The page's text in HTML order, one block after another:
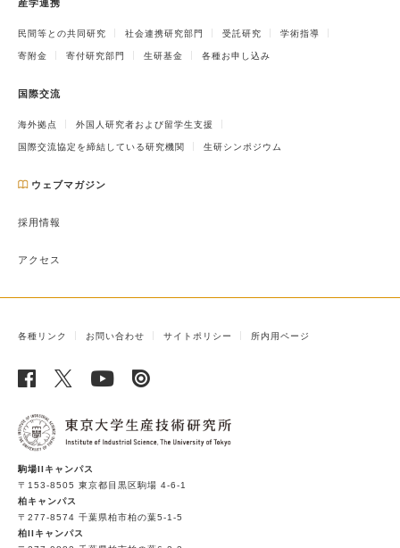
産学連携
民間等との共同研究 社会連携研究部門 受託研究 学術指導
寄附金 寄付研究部門 生研基金 各種お申し込み
国際交流
海外拠点 外国人研究者および留学生支援
国際交流協定を締結している研究機関 生研シンポジウム
ウェブマガジン
採用情報
アクセス
各種リンク お問い合わせ サイトポリシー 所内用ページ
駒場IIキャンパス
〒153-8505 東京都目黒区駒場 4-6-1
柏キャンパス
〒277-8574 千葉県柏市柏の葉5-1-5
柏IIキャンパス